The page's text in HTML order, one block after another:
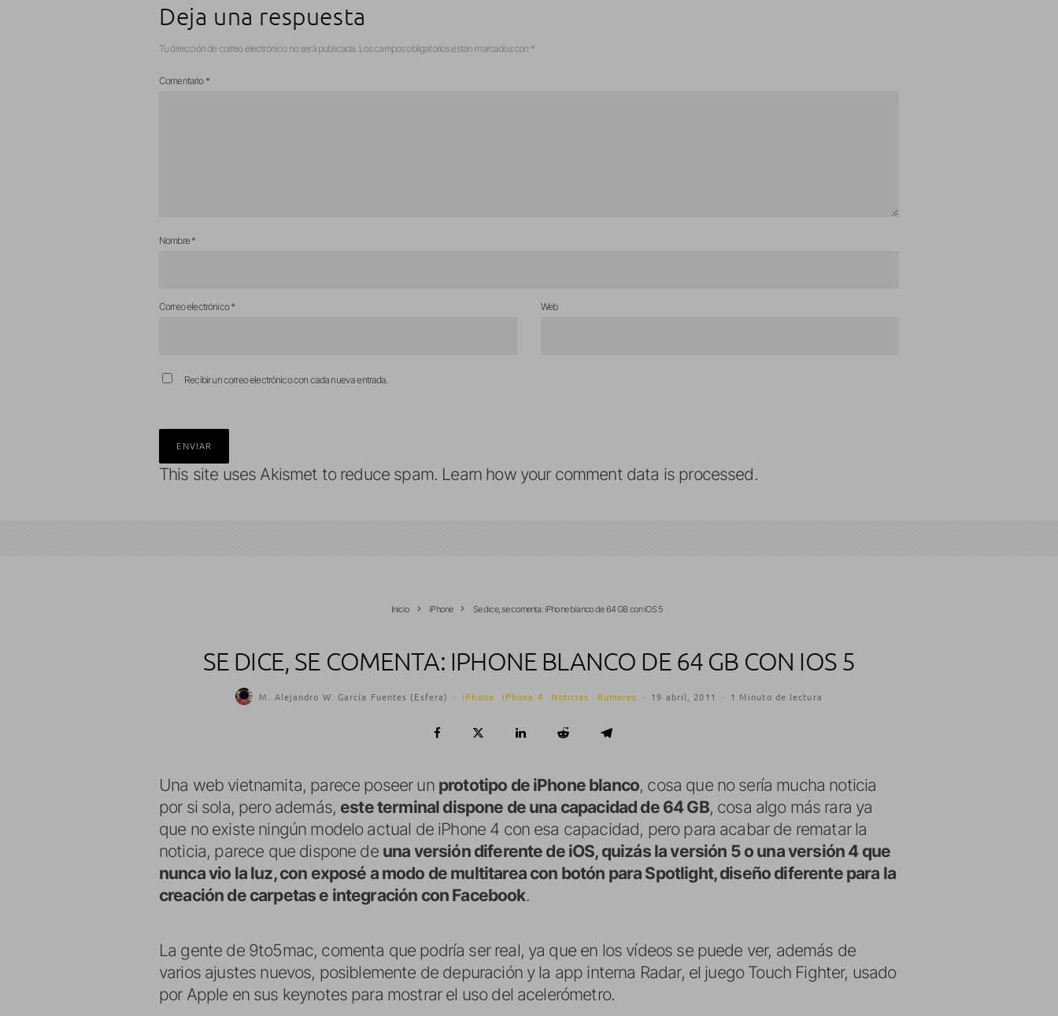
Deja una respuesta
Tu dirección de correo electrónico no será publicada. Los campos obligatorios están marcados con *
Comentario *
Nombre*
Correo electrónico* Web
Recibir un correo electrónico con cada nueva entrada.
This site uses Akismet to reduce spam. Learn how your comment data is processed.
Inicio iPhone Se dice, se comenta: iPhone blanco de 64 GB con iOS 5
SE DICE, SE COMENTA: IPHONE BLANCO DE 64 GB CON IOS 5
M. Alejandro W. García Fuentes (Esfera) · iPhone iPhone 4 Noticias Rumores · 19 abril, 2011 · 1 Minuto de lectura
Una web vietnamita, parece poseer un prototipo de iPhone blanco, cosa que no sería mucha noticia
por si sola, pero además, este terminal dispone de una capacidad de 64 GB, cosa algo más rara ya
que no existe ningún modelo actual de iPhone 4 con esa capacidad, pero para acabar de rematar la
noticia, parece que dispone de una versión diferente de iOS, quizás la versión 5 o una versión 4 que
nunca vio la luz, con exposé a modo de multitarea con botón para Spotlight, diseño diferente para la
creación de carpetas e integración con Facebook.
La gente de 9to5mac, comenta que podría ser real, ya que en los vídeos se puede ver, además de
varios ajustes nuevos, posiblemente de depuración y la app interna Radar, el juego Touch Fighter, usado
por Apple en sus keynotes para mostrar el uso del acelerómetro.